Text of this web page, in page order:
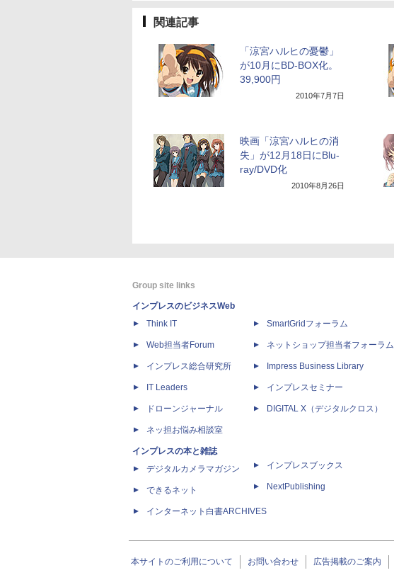
関連記事
「涼宮ハルヒの憂鬱」
が10月にBD-BOX化。
39,900円
2010年7月7日
映画「涼宮ハルヒの消
失」が12月18日にBlu-
ray/DVD化
2010年8月26日
Group site links
インプレスのビジネスWeb
Think IT
Web担当者Forum
インプレス総合研究所
IT Leaders
ドローンジャーナル
ネッ担お悩み相談室
インプレスの本と雑誌
デジタルカメラマガジン
できるネット
インターネット白書ARCHIVES
SmartGridフォーラム
ネットショップ担当者フォーラム
Impress Business Library
インプレスセミナー
DIGITAL X（デジタルクロス）
インプレスブックス
NextPublishing
本サイトのご利用について お問い合わせ 広告掲載のご案内